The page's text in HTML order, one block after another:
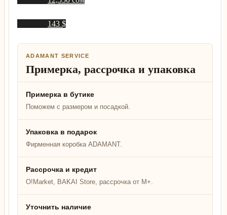
143 $
ADAMANT SERVICE
Примерка, рассрочка и упаковка
Примерка в бутике
Поможем с размером и посадкой.
Упаковка в подарок
Фирменная коробка ADAMANT.
Рассрочка и кредит
O!Market, BAKAI Store, рассрочка от M+.
Уточнить наличие